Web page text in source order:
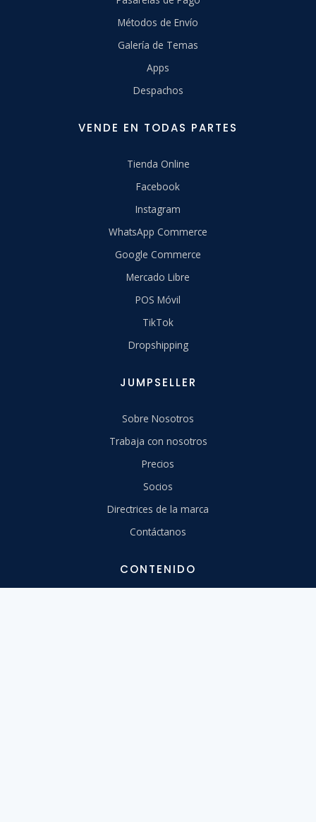
Métodos de Envío
Galería de Temas
Apps
Despachos
VENDE EN TODAS PARTES
Tienda Online
Facebook
Instagram
WhatsApp Commerce
Google Commerce
Mercado Libre
POS Móvil
TikTok
Dropshipping
JUMPSELLER
Sobre Nosotros
Trabaja con nosotros
Precios
Socios
Directrices de la marca
Contáctanos
CONTENIDO